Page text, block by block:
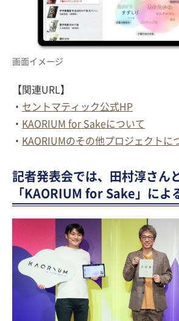
画面イメージ
【関連URL】
・ セントマティック公式HP
・ KAORIUM for Sakeについて
・ KAORIUMのその他プロジェクトに
記者発表会では、田村淳さん
「KAORIUM for Sake」によ